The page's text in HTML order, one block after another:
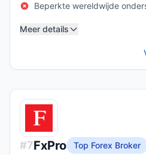
Beperkte wereldwijde
Meer details
#7FxPro
Top Forex Broker